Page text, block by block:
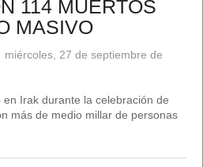
114 MUERTOS
MASIVO
miércoles, 27 de septiembre de
Irak durante la celebración de
más de medio millar de personas